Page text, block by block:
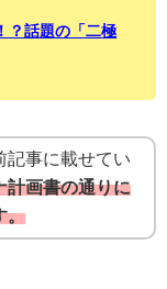
？話題の「二極
記事に載せてい
計画書の通りに
。